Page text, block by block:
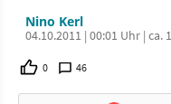
Nino Kerl
04.10.2011 | 00:01 Uhr |
0 46